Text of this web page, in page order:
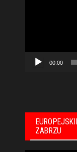
00:00
ZABRZU